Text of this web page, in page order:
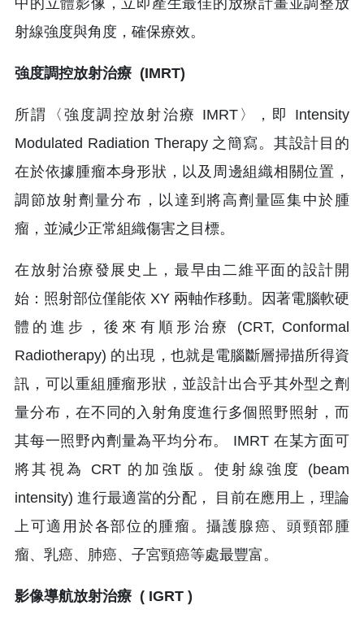
中的立體影像，立即產生最佳的放療計畫並調整放
射線強度與角度，確保療效。
強度調控放射治療 (IMRT)
所謂〈強度調控放射治療 IMRT〉，即 Intensity
Modulated Radiation Therapy 之簡寫。其設計目的
在於依據腫瘤本身形狀，以及周邊組織相關位置，
調節放射劑量分布，以達到將高劑量區集中於腫
瘤，並減少正常組織傷害之目標。
在放射治療發展史上，最早由二維平面的設計開
始：照射部位僅能依 XY 兩軸作移動。因著電腦軟硬
體的進步，後來有順形治療 (CRT, Conformal
Radiotherapy) 的出現，也就是電腦斷層掃描所得資
訊，可以重組腫瘤形狀，並設計出合乎其外型之劑
量分布，在不同的入射角度進行多個照野照射，而
其每一照野內劑量為平均分布。 IMRT 在某方面可
將其視為 CRT 的加強版。使射線強度 (beam
intensity) 進行最適當的分配， 目前在應用上，理論
上可適用於各部位的腫瘤。攝護腺癌、頭頸部腫
瘤、乳癌、肺癌、子宮頸癌等處最豐富。
影像導航放射治療 ( IGRT )